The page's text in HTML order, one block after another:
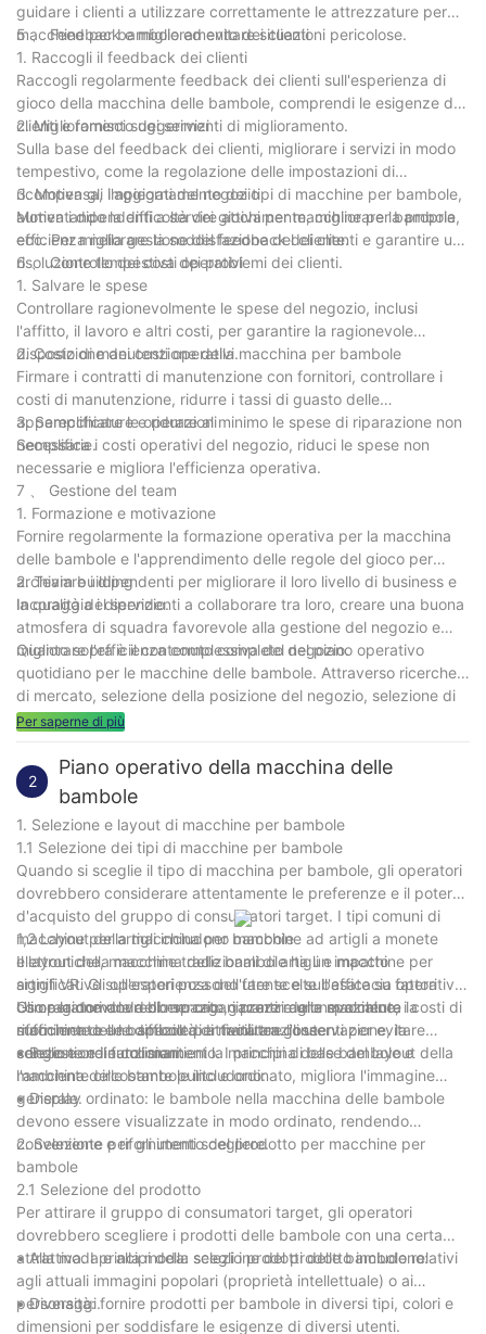
guidare i clienti a utilizzare correttamente le attrezzature per
macchine per bambole ed evitare situazioni pericolose.
5 、 Feedback e miglioramento dei clienti
1. Raccogli il feedback dei clienti
Raccogli regolarmente feedback dei clienti sull'esperienza di
gioco della macchina delle bambole, comprendi le esigenze dei
clienti e fornisci suggerimenti di miglioramento.
2. Miglioramento dei servizi
Sulla base del feedback dei clienti, migliorare i servizi in modo
tempestivo, come la regolazione delle impostazioni di
ricompensa, l'aggiornamento dei tipi di macchine per bambole,
aumentando la difficoltà dei giochi per macchine per bambole,
ecc. Per migliorare la soddisfazione del cliente.
3. Motiva gli impiegati del negozio
Motiva i dipendenti a servire attivamente, migliorare la propria
efficienza nella gestione del feedback dei clienti e garantire una
risoluzione tempestiva dei problemi dei clienti.
6 、 Controllo dei costi operativi
1. Salvare le spese
Controllare ragionevolmente le spese del negozio, inclusi
l'affitto, il lavoro e altri costi, per garantire la ragionevole
disposizione dei costi operativi.
2. Costo di manutenzione della macchina per bambole
Firmare i contratti di manutenzione con fornitori, controllare i
costi di manutenzione, ridurre i tassi di guasto delle
apparecchiature e ridurre al minimo le spese di riparazione non
necessarie.
3. Semplificare le operazioni
Semplifica i costi operativi del negozio, riduci le spese non
necessarie e migliora l'efficienza operativa.
7 、 Gestione del team
1. Formazione e motivazione
Fornire regolarmente la formazione operativa per la macchina
delle bambole e l'apprendimento delle regole del gioco per
archiviare i dipendenti per migliorare il loro livello di business e
la qualità del servizio.
2. Team building
Incoraggia i dipendenti a collaborare tra loro, creare una buona
atmosfera di squadra favorevole alla gestione del negozio e
migliorare l'efficienza complessiva del negozio.
Quanto sopra è il contenuto completo del piano operativo
quotidiano per le macchine delle bambole. Attraverso ricerche
di mercato, selezione della posizione del negozio, selezione di
tipi di macchine per bambole, pianificazione delle attività di
miglioramento, controllo dei costi, gestione del team e altre
misure, può aiutare i negozi di macchine per le bambole a
migliorare l'efficienza operativa e ottenere un funzionamento
stabile a lungo termine. Spero che ti sia utile.
Per saperne di più
2
Piano operativo della macchina delle
bambole
1. Selezione e layout di macchine per bambole
1.1 Selezione dei tipi di macchine per bambole
Quando si sceglie il tipo di macchina per bambole, gli operatori
dovrebbero considerare attentamente le preferenze e il potere
d'acquisto del gruppo di consumatori target. I tipi comuni di
macchine per artigli includono macchine ad artigli a monete
elettroniche, macchine tradizionali di artigli e macchine per
artigli VR. Gli operatori possono fare scelte basate su fattori
come la domanda di mercato, i prezzi delle macchine, i costi di
rifornimento e le difficoltà di manutenzione.
1,2 Layout della macchina per bambole
Il layout della macchina delle bambole ha un impatto
significativo sull'esperienza dell'utente e sull'efficacia operativa.
Gli operatori dovrebbero organizzare ragionevolmente la
macchina delle bambole per facilitare l'osservazione, la
selezione e il funzionamento. I principi di base del layout della
macchina delle bambole includono:
Uso ragionevole dello spazio: garantire una spaziatura
sufficiente e uno spazio di attività tra gli utenti per evitare
congestione e collisioni.
• Bello e ordinato: mantieni la macchina delle bambole e
l'ambiente circostante pulito e ordinato, migliora l'immagine
generale.
• Display ordinato: le bambole nella macchina delle bambole
devono essere visualizzate in modo ordinato, rendendo
conveniente per gli utenti scegliere.
2. Selezione e rifornimento del prodotto per macchine per
bambole
2.1 Selezione del prodotto
Per attirare il gruppo di consumatori target, gli operatori
dovrebbero scegliere i prodotti delle bambole con una certa
attrattiva. I principi della selezione del prodotto includono:
• Alla moda e alla moda: scegli i prodotti delle bambole relativi
agli attuali immagini popolari (proprietà intellettuale) o ai
personaggi.
• Diversità: fornire prodotti per bambole in diversi tipi, colori e
dimensioni per soddisfare le esigenze di diversi utenti.